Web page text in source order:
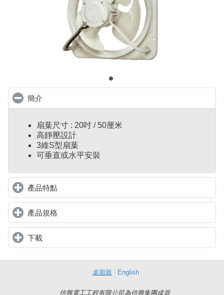
簡介
扇葉尺寸 : 20吋 / 50厘米
高靜壓設計
3維S型扇葉
可垂直或水平安裝
產品特點click to expand contents
產品規格
下載click to expand contents
桌面版 English
信興電工工程有限公司為信興集團成員